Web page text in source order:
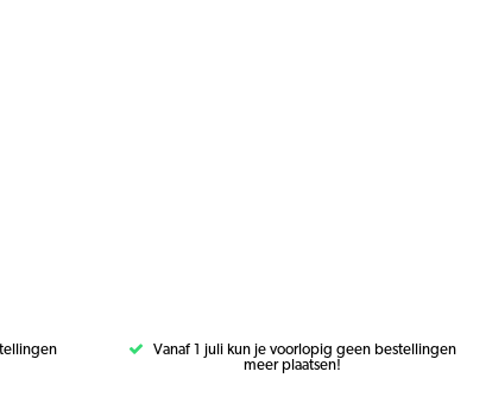
Vanaf 1 juli kun je voorlopig geen bestellingen
meer plaatsen!